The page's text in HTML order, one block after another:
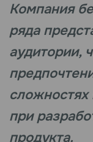
Компания
ряда
аудитории,
при
продукта.